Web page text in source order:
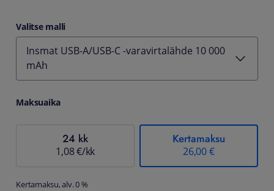
Valitse malli
Insmat USB-A/USB-C -varavirtalähde 10 000
mAh
Maksuaika
24 kk
1,08 €/kk
Kertamaksu
26,00 €
Kertamaksu, alv. 0 %